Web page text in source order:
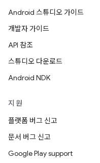
Android 스튜디오 가이드
개발자 가이드
API 참조
스튜디오 다운로드
Android NDK
지원
플랫폼 버그 신고
문서 버그 신고
Google Play support